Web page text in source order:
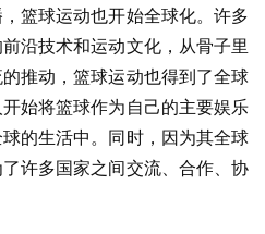
篮球运动也开始全球化。许多
沿技术和运动文化，从骨子里
推动，篮球运动也得到了全球
始将篮球作为自己的主要娱乐
的生活中。同时，因为其全球
许多国家之间交流、合作、协